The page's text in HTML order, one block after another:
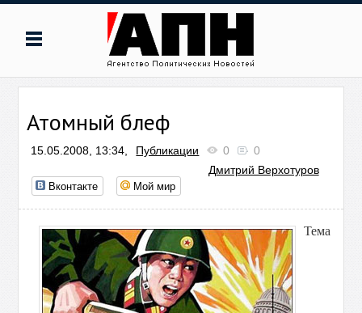
Атомный блеф
15.05.2008, 13:34, Публикации 0
0
Дмитрий Верхотуров
Вконтакте Мой мир
Тема